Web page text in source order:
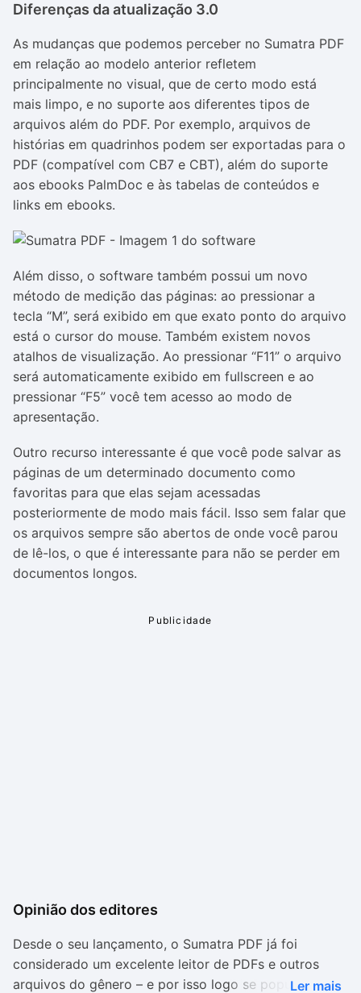
Diferenças da atualização 3.0
As mudanças que podemos perceber no Sumatra PDF
em relação ao modelo anterior refletem
principalmente no visual, que de certo modo está
mais limpo, e no suporte aos diferentes tipos de
arquivos além do PDF. Por exemplo, arquivos de
histórias em quadrinhos podem ser exportadas para o
PDF (compatível com CB7 e CBT), além do suporte
aos ebooks PalmDoc e às tabelas de conteúdos e
links em ebooks.
Além disso, o software também possui um novo
método de medição das páginas: ao pressionar a
tecla “M”, será exibido em que exato ponto do arquivo
está o cursor do mouse. Também existem novos
atalhos de visualização. Ao pressionar “F11” o arquivo
será automaticamente exibido em fullscreen e ao
pressionar “F5” você tem acesso ao modo de
apresentação.
Outro recurso interessante é que você pode salvar as
páginas de um determinado documento como
favoritas para que elas sejam acessadas
posteriormente de modo mais fácil. Isso sem falar que
os arquivos sempre são abertos de onde você parou
de lê-los, o que é interessante para não se perder em
documentos longos.
Opinião dos editores
Desde o seu lançamento, o Sumatra PDF já foi
considerado um excelente leitor de PDFs e outros
arquivos do gênero – e por isso logo se popularizou.
Ler mais